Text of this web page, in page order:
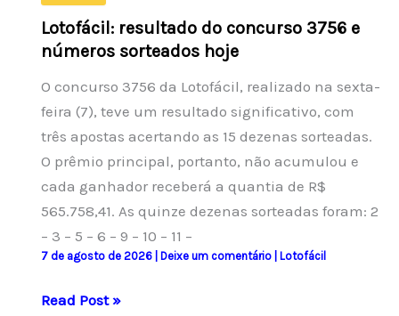
Lotofácil: resultado do concurso 3756 e
números sorteados hoje
O concurso 3756 da Lotofácil, realizado na sexta-
feira (7), teve um resultado significativo, com
três apostas acertando as 15 dezenas sorteadas.
O prêmio principal, portanto, não acumulou e
cada ganhador receberá a quantia de R$
565.758,41. As quinze dezenas sorteadas foram: 2
– 3 – 5 – 6 – 9 – 10 – 11 –
7 de agosto de 2026 Deixe um comentário Lotofácil
Lotofácil:
Read Post »